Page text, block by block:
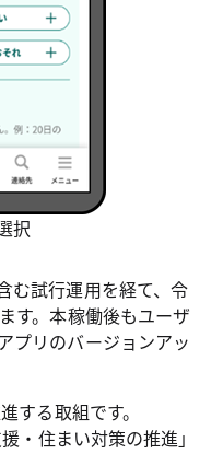
択
む試行運用を経て、令
す。本稼働後もユーザ
プリのバージョンアッ
する取組です。
住まい対策の推進」